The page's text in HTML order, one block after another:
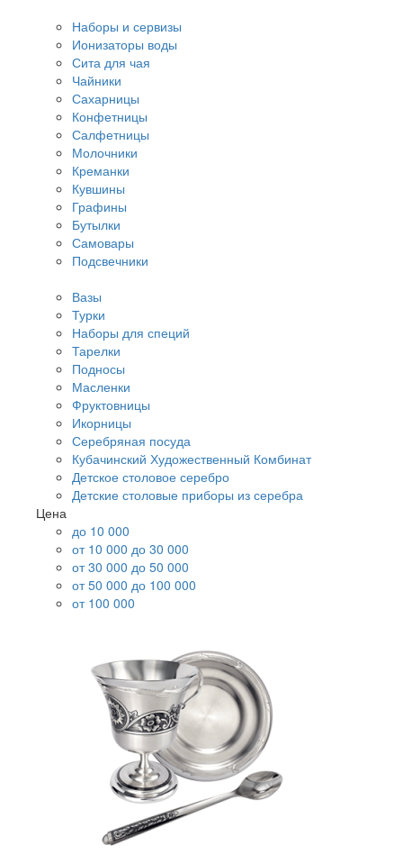
Наборы и сервизы
Ионизаторы воды
Сита для чая
Чайники
Сахарницы
Конфетницы
Салфетницы
Молочники
Креманки
Кувшины
Графины
Бутылки
Самовары
Подсвечники
Вазы
Турки
Наборы для специй
Тарелки
Подносы
Масленки
Фруктовницы
Икорницы
Серебряная посуда
Кубачинский Художественный Комбинат
Детское столовое серебро
Детские столовые приборы из серебра
Цена
до 10 000
от 10 000 до 30 000
от 30 000 до 50 000
от 50 000 до 100 000
от 100 000